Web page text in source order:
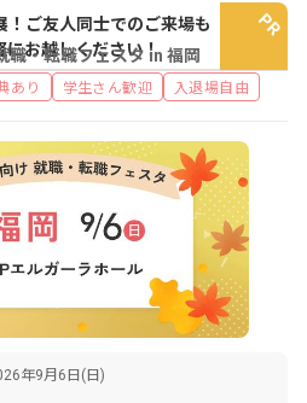
職・転職フェスタ in 福岡
！ご友人同士でのご来場も
にお越しください！
あり 学生さん歓迎 入退場自由
年9月6日(日)